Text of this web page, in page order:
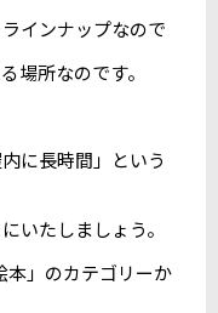
インナップなので
場所なのです。
に長時間」という
いたしましょう。
本」のカテゴリーか